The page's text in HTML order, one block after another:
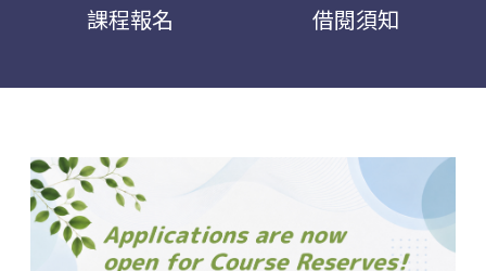
課程報名 借閱須知